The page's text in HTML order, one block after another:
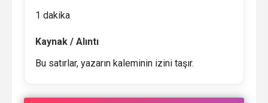
1 dakika
Kaynak / Alıntı
Bu satırlar, yazarın kaleminin izini taşır.